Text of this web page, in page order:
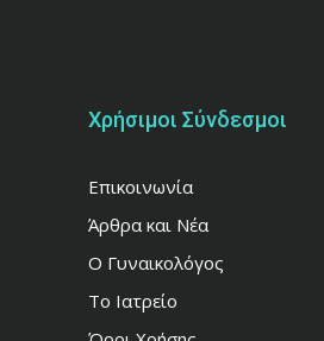
Χρήσιμοι Σύνδεσμοι
Επικοινωνία
Άρθρα και Νέα
Ο Γυναικολόγος
Το Ιατρείο